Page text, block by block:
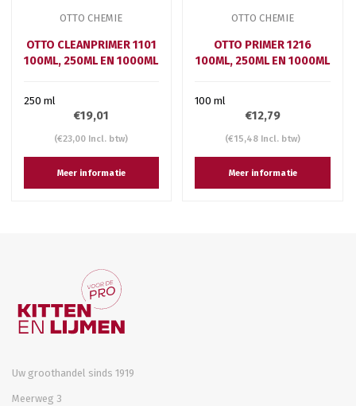
OTTO CHEMIE
OTTO CLEANPRIMER 1101
100ML, 250ML EN 1000ML
250 ml
€19,01
(€23,00 Incl. btw)
Meer informatie
OTTO CHEMIE
OTTO PRIMER 1216
100ML, 250ML EN 1000ML
100 ml
€12,79
(€15,48 Incl. btw)
Meer informatie
Uw groothandel sinds 1919
Meerweg 3